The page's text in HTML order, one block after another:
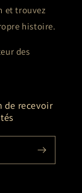
et trouvez
histoire.
des
de recevoir